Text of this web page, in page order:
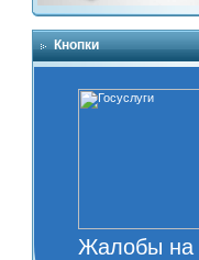
Кнопки
Жалобы на